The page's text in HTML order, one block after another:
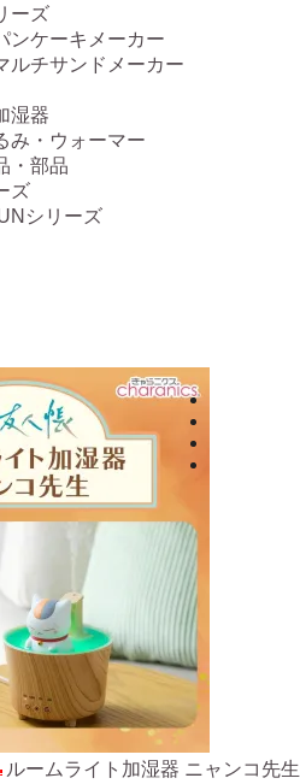
ーズ
ンケーキメーカー
ルチサンドメーカー
湿器
み・ウォーマー
・部品
ズ
シリーズ
ルームライト加湿器 ニャンコ先生